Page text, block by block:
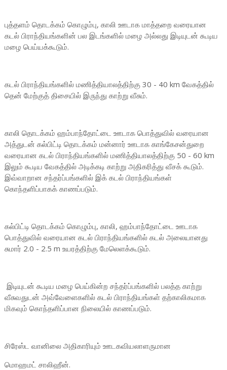
புத்தளம் தொடக்கம் கொழும்பு, காலி ஊடாக மாத்தறை வரையான
கடல் பிராந்தியங்களின் பல இடங்களில் மழை அல்லது இடியுடன் கூடிய
மழை பெய்யக்கூடும்.
கடல் பிராந்தியங்களில் மணித்தியாலத்திற்கு 30 - 40 km வேகத்தில்
தென் மேற்குத் திசையில் இருந்து காற்று வீசும்.
காலி தொடக்கம் ஹம்பாந்தோட்டை ஊடாக பொத்துவில் வரையான
அத்துடன் கல்பிட்டி தொடக்கம் மன்னார் ஊடாக காங்கேசன்துறை
வரையான கடல் பிராந்தியங்களில் மணித்தியாலத்திற்கு 50 - 60 km
இலும் கூடிய வேகத்தில் அடிக்கடி காற்று அதிகரித்து வீசக் கூடும்.
இவ்வாறான சந்தர்ப்பங்களில் இக் கடல் பிராந்தியங்கள்
கொந்தளிப்பாகக் காணப்படும்.
கல்பிட்டி தொடக்கம் கொழும்பு, காலி, ஹம்பாந்தோட்டை ஊடாக
பொத்துவில் வரையான கடல் பிராந்தியங்களில் கடல் அலையானது
சுமார் 2.0 - 2.5 m உயரத்திற்கு மேலெளக்கூடும்.
இடியுடன் கூடிய மழை பெய்கின்ற சந்தர்ப்பங்களில் பலத்த காற்று
வீசுவதுடன் அவ்வேளைகளில் கடல் பிராந்தியங்கள் தற்காலிகமாக
மிகவும் கொந்தளிப்பான நிலையில் காணப்படும்.
சிரேஸ்ட வானிலை அதிகாரியும் ஊடகவியலாளருமான
மொஹமட் சாலிஹீன்.